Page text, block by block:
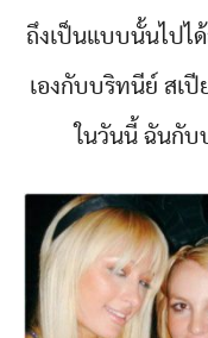
ถึงเป็นแบบนั้นไปไ
เองกับบริทนีย์ สเ
ในวันนี้ ฉันกั